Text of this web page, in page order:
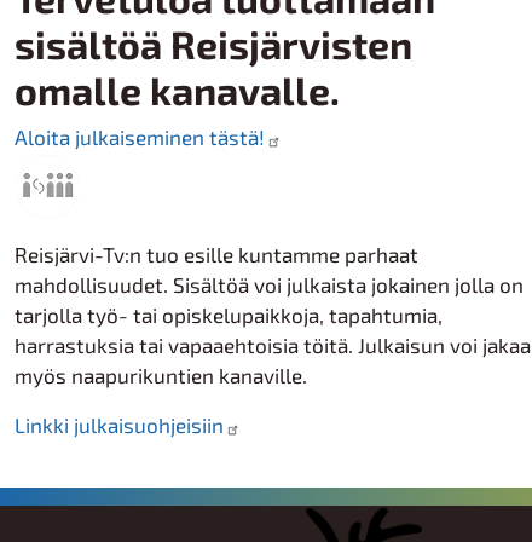
sisältöä Reisjärvisten
omalle kanavalle.
Aloita julkaiseminen tästä!
Reisjärvi-Tv:n tuo esille kuntamme parhaat
mahdollisuudet. Sisältöä voi julkaista jokainen jolla on
tarjolla työ- tai opiskelupaikkoja, tapahtumia,
harrastuksia tai vapaaehtoisia töitä. Julkaisun voi jakaa
myös naapurikuntien kanaville.
Linkki julkaisuohjeisiin